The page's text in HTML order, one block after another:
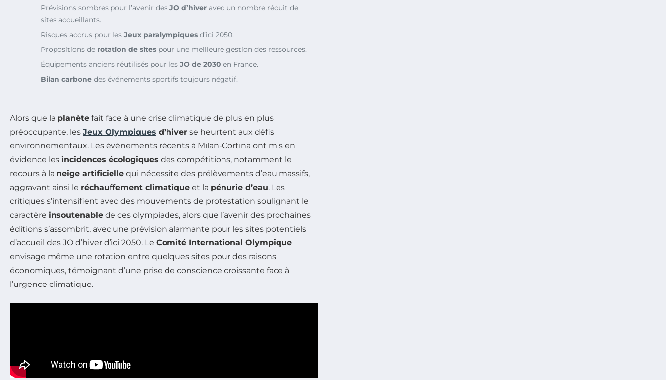
Prévisions sombres pour l’avenir des JO d’hiver avec un nombre réduit de
sites accueillants.
Risques accrus pour les Jeux paralympiques d’ici 2050.
Propositions de rotation de sites pour une meilleure gestion des ressources.
Équipements anciens réutilisés pour les JO de 2030 en France.
Bilan carbone des événements sportifs toujours négatif.
Alors que la planète fait face à une crise climatique de plus en plus
préoccupante, les Jeux Olympiques d’hiver se heurtent aux défis
environnementaux. Les événements récents à Milan-Cortina ont mis en
évidence les incidences écologiques des compétitions, notamment le
recours à la neige artificielle qui nécessite des prélèvements d’eau massifs,
aggravant ainsi le réchauffement climatique et la pénurie d’eau. Les
critiques s’intensifient avec des mouvements de protestation soulignant le
caractère insoutenable de ces olympiades, alors que l’avenir des prochaines
éditions s’assombrit, avec une prévision alarmante pour les sites potentiels
d’accueil des JO d’hiver d’ici 2050. Le Comité International Olympique
envisage même une rotation entre quelques sites pour des raisons
économiques, témoignant d’une prise de conscience croissante face à
l’urgence climatique.